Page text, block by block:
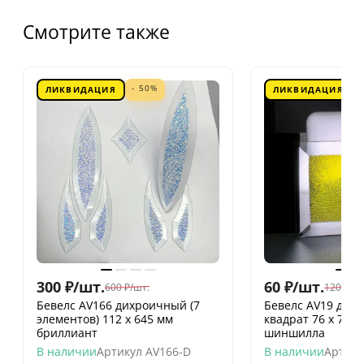
Смотрите также
ЛИКВИДАЦИЯ - 50%
300 ₽/шт.600 ₽/шт.
Бевелс AV166 дихроичный (7
элементов) 112 х 645 мм
бриллиант
В наличииАртикул AV166-D
ЛИКВИДАЦИЯ
60 ₽/шт.120
Бевелс AV19
квадрат 76 х 76
шиншилла
В наличии